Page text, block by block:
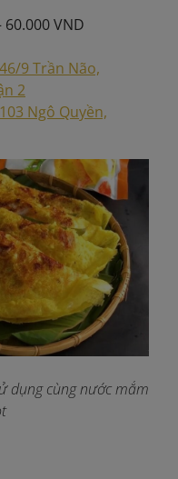
60.000 VND
9 Trần Não,
2
103 Ngô Quyền,
dụng cùng nước mắm